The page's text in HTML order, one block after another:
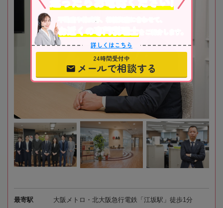
最寄駅 大阪メトロ・北大阪急行電鉄「江坂駅」徒歩1分
不動産や株式等、相続資産に合わせて、
お近くの専門税理士
をご紹介します。
詳しくはこちら
24時間受付中
メールで相談する